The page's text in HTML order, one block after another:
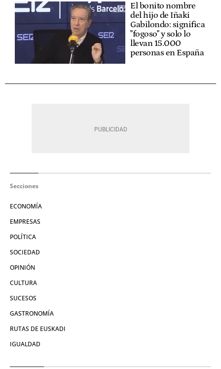
El bonito nombre
del hijo de Iñaki
Gabilondo: significa
"fogoso" y solo lo
llevan 15.000
personas en España
Secciones
ECONOMÍA
EMPRESAS
POLÍTICA
SOCIEDAD
OPINIÓN
CULTURA
SUCESOS
GASTRONOMÍA
RUTAS DE EUSKADI
IGUALDAD